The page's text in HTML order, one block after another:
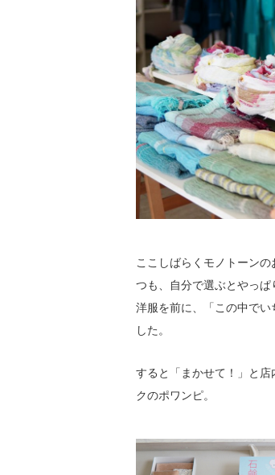
ここしばらくモノトーン
つも、自分で選ぶとやっ
洋服を前に、「この中で
した。
すると「まかせて！」と
クのポワンピ。